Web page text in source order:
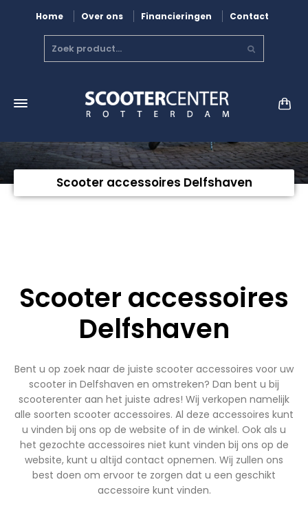
Home Over ons Financieringen Contact
Scooter accessoires Delfshaven
Scooter accessoires
Delfshaven
Bent u op zoek naar de juiste scooter accessoires voor uw
scooter in Delfshaven en omstreken? Dan bent u bij
scooterenter aan het juiste adres! Wij verkopen namelijk
alle soorten scooter accessoires. Al deze accessoires kunt
u vinden bij ons op de website of in de winkel. Ook als u
het gezochte accessoires niet kunt vinden bij ons op de
website, kunt u altijd contact opnemen. Wij zullen ons
best doen om ervoor te zorgen dat u een geschikt
accessoire kunt vinden.